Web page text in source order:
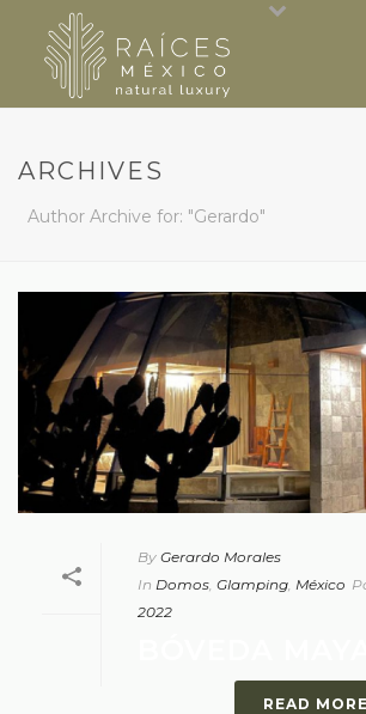
ARCHIVES
Author Archive for: "Gerardo"
By Gerardo Morales
In Domos Glamping México
2022
READ MORE